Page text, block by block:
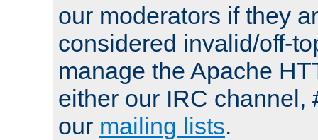
our moderators if they
considered invalid/off-
manage the Apache
either our IRC channel,
our mailing lists.